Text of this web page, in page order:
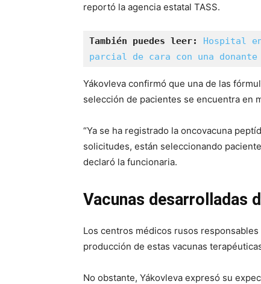
reportó la agencia estatal TASS.
También puedes leer:
Hospital
parcial de cara con una
Yákovleva confirmó que una de las
selección de pacientes se encuentra en
“Ya se ha registrado la oncovacuna
solicitudes, están seleccionando
declaró la funcionaria.
Vacunas desarrolladas
Los centros médicos rusos
producción de estas vacunas
No obstante, Yákovleva expresó su